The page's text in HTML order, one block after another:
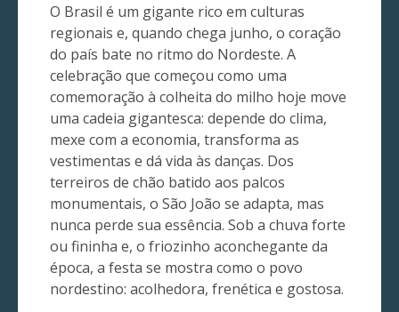
O Brasil é um gigante rico em culturas
regionais e, quando chega junho, o coração
do país bate no ritmo do Nordeste. A
celebração que começou como uma
comemoração à colheita do milho hoje move
uma cadeia gigantesca: depende do clima,
mexe com a economia, transforma as
vestimentas e dá vida às danças. Dos
terreiros de chão batido aos palcos
monumentais, o São João se adapta, mas
nunca perde sua essência. Sob a chuva forte
ou fininha e, o friozinho aconchegante da
época, a festa se mostra como o povo
nordestino: acolhedora, frenética e gostosa.